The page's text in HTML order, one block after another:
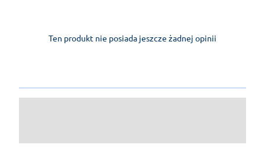
Ten produkt nie posiada jeszcze żadnej opinii